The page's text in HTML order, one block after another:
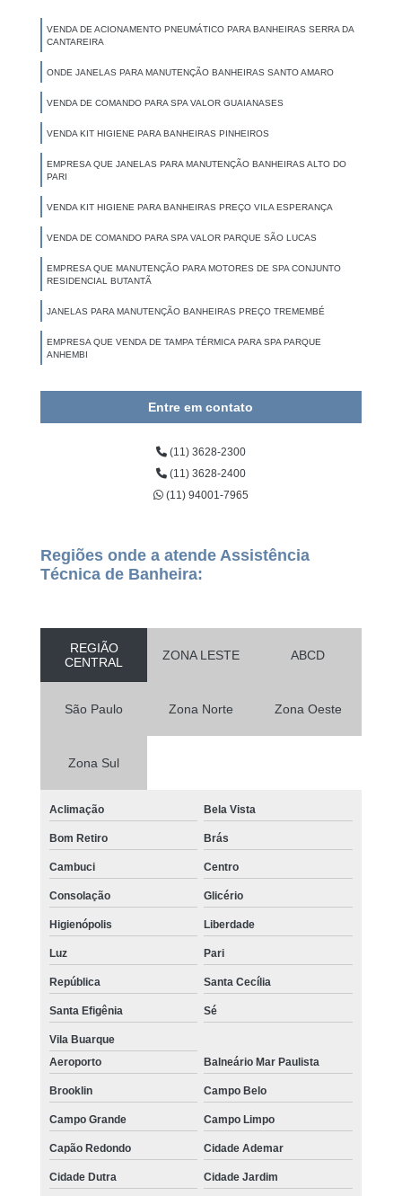
VENDA DE ACIONAMENTO PNEUMÁTICO PARA BANHEIRAS SERRA DA
CANTAREIRA
ONDE JANELAS PARA MANUTENÇÃO BANHEIRAS SANTO AMARO
VENDA DE COMANDO PARA SPA VALOR GUAIANASES
VENDA KIT HIGIENE PARA BANHEIRAS PINHEIROS
EMPRESA QUE JANELAS PARA MANUTENÇÃO BANHEIRAS ALTO DO
PARI
VENDA KIT HIGIENE PARA BANHEIRAS PREÇO VILA ESPERANÇA
VENDA DE COMANDO PARA SPA VALOR PARQUE SÃO LUCAS
EMPRESA QUE MANUTENÇÃO PARA MOTORES DE SPA CONJUNTO
RESIDENCIAL BUTANTÃ
JANELAS PARA MANUTENÇÃO BANHEIRAS PREÇO TREMEMBÉ
EMPRESA QUE VENDA DE TAMPA TÉRMICA PARA SPA PARQUE
ANHEMBI
Entre em contato
(11) 3628-2300
(11) 3628-2400
(11) 94001-7965
Regiões onde a atende Assistência
Técnica de Banheira:
REGIÃO
CENTRAL
ZONA LESTE ABCD
São Paulo Zona Norte Zona Oeste
Zona Sul
Aclimação Bela Vista
Bom Retiro Brás
Cambuci Centro
Consolação Glicério
Higienópolis Liberdade
Luz Pari
República Santa Cecília
Santa Efigênia Sé
Vila Buarque
Aeroporto
Balneário Mar Paulista
Brooklin Campo Belo
Campo Grande Campo Limpo
Capão Redondo Cidade Ademar
Cidade Dutra Cidade Jardim